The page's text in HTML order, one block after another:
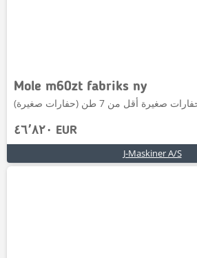
Mole m60zt fabriks ny
٤٦٬٨٢٠ EUR
J-Maskiner A/S